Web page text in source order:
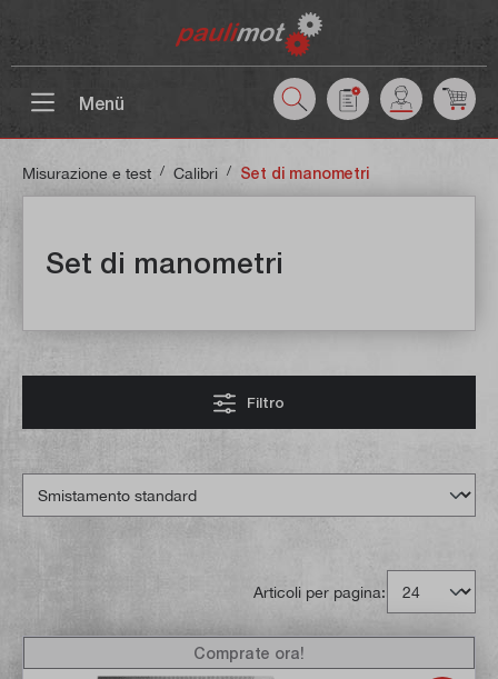
Menü
Misurazione e test / Calibri / Set di manometri
Set di manometri
Filtro
Articoli per pagina:
Comprate ora!